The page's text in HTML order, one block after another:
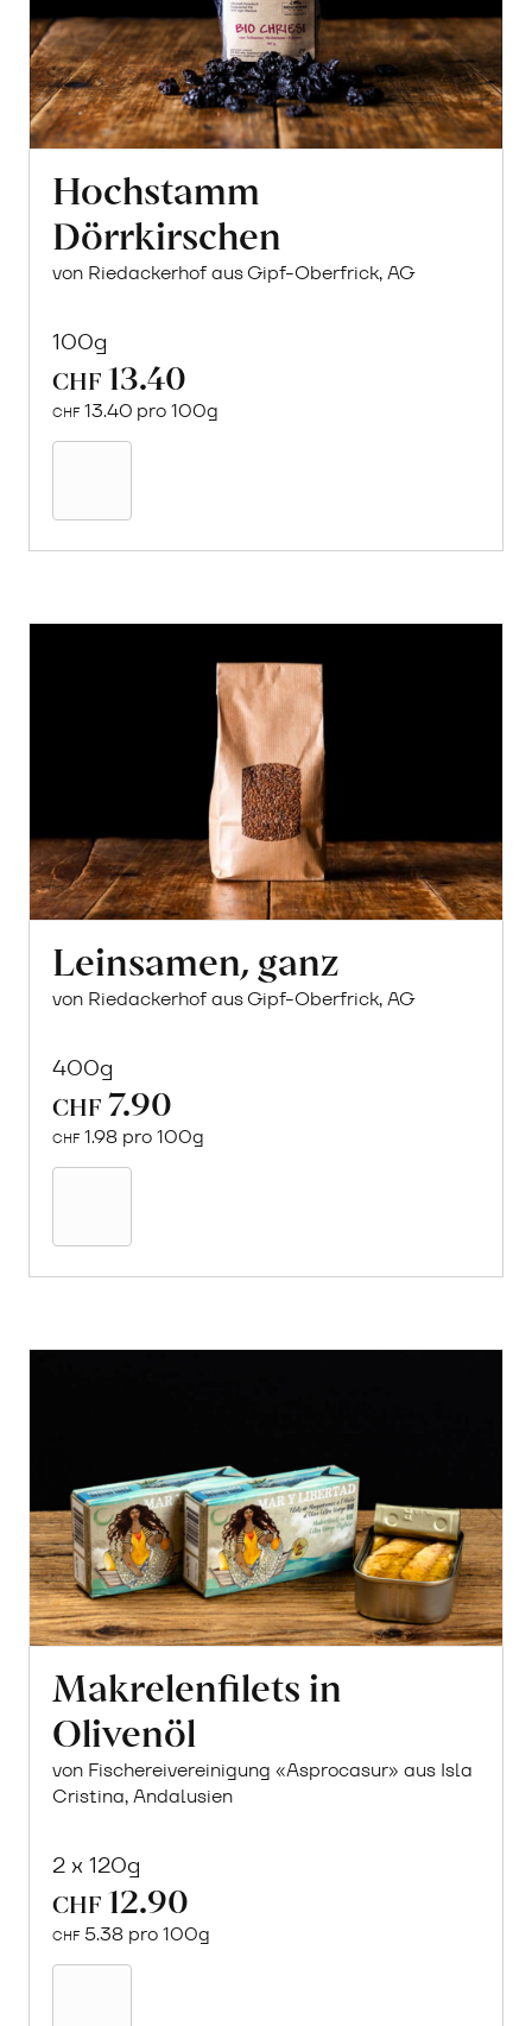
Hochstamm
Dörrkirschen
von Riedackerhof aus Gipf-Oberfrick, AG
100g
CHF 13.40
CHF 13.40 pro 100g
Leinsamen, ganz
von Riedackerhof aus Gipf-Oberfrick, AG
400g
CHF 7.90
CHF 1.98 pro 100g
Makrelenfilets in
Olivenöl
von Fischereivereinigung «Asprocasur» aus Isla
Cristina, Andalusien
2 x 120g
CHF 12.90
CHF 5.38 pro 100g